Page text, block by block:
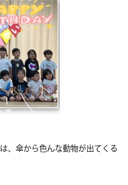
は、傘から色んな動物が出てくる